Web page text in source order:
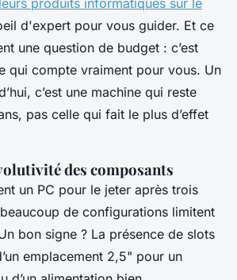
produits informatiques sur le
d'expert pour vous guider. Et ce
une question de budget : c’est
qui compte vraiment pour vous. Un
c’est une machine qui reste
pas celle qui fait le plus d’effet
des composants
un PC pour le jeter après trois
de configurations limitent
bon signe ? La présence de slots
emplacement 2,5" pour un